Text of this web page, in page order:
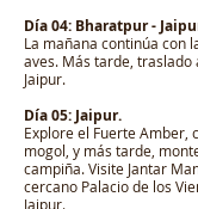
Día 04: Bharatpur -
La mañana continúa con
aves. Más tarde, traslado
Jaipur.
Día 05: Jaipur.
Explore el Fuerte Amber,
mogol, y más tarde,
campiña. Visite Jantar
cercano Palacio de los
Jaipur.